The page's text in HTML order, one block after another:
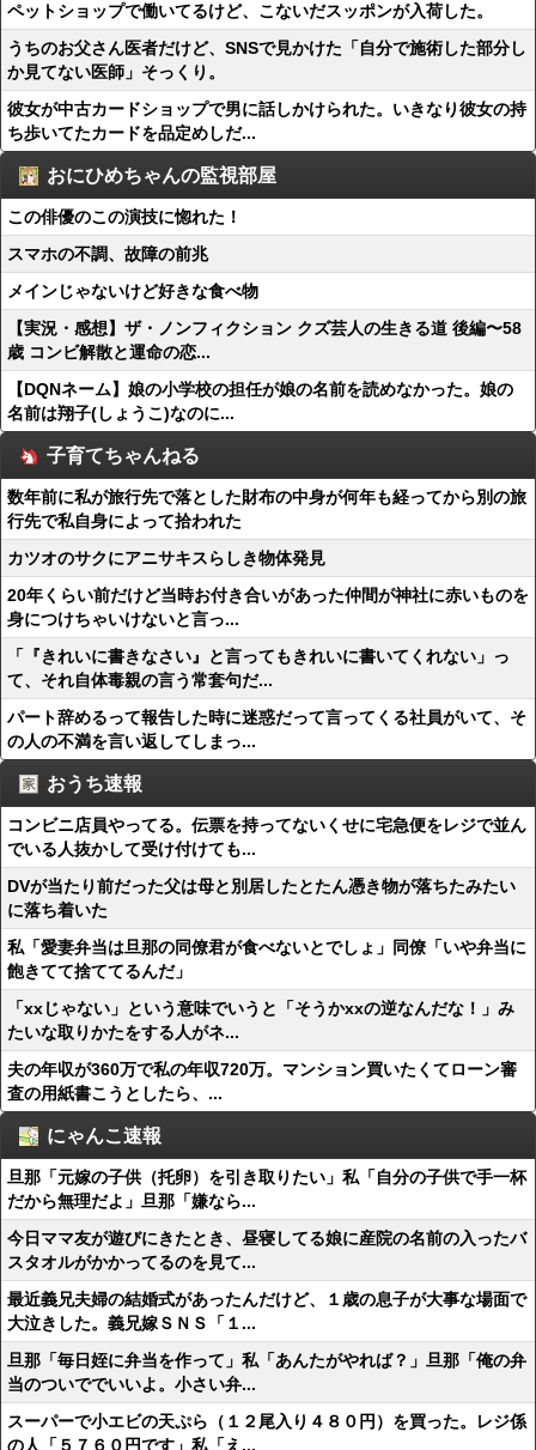
ペットショップで働いてるけど、こないだスッポンが入荷した。
うちのお父さん医者だけど、SNSで見かけた「自分で施術した部分し
か見てない医師」そっくり。
彼女が中古カードショップで男に話しかけられた。いきなり彼女の持
ち歩いてたカードを品定めしだ...
おにひめちゃんの監視部屋
この俳優のこの演技に惚れた！
スマホの不調、故障の前兆
メインじゃないけど好きな食べ物
【実況・感想】ザ・ノンフィクション クズ芸人の生きる道 後編〜58
歳 コンビ解散と運命の恋...
【DQNネーム】娘の小学校の担任が娘の名前を読めなかった。娘の
名前は翔子(しょうこ)なのに...
子育てちゃんねる
数年前に私が旅行先で落とした財布の中身が何年も経ってから別の旅
行先で私自身によって拾われた
カツオのサクにアニサキスらしき物体発見
20年くらい前だけど当時お付き合いがあった仲間が神社に赤いものを
身につけちゃいけないと言っ...
「『きれいに書きなさい』と言ってもきれいに書いてくれない」っ
て、それ自体毒親の言う常套句だ...
パート辞めるって報告した時に迷惑だって言ってくる社員がいて、そ
の人の不満を言い返してしまっ...
おうち速報
コンビニ店員やってる。伝票を持ってないくせに宅急便をレジで並ん
でいる人抜かして受け付けても...
DVが当たり前だった父は母と別居したとたん憑き物が落ちたみたい
に落ち着いた
私「愛妻弁当は旦那の同僚君が食べないとでしょ」同僚「いや弁当に
飽きてて捨ててるんだ」
「xxじゃない」という意味でいうと「そうかxxの逆なんだな！」み
たいな取りかたをする人がネ...
夫の年収が360万で私の年収720万。マンション買いたくてローン審
査の用紙書こうとしたら、...
にゃんこ速報
旦那「元嫁の子供（托卵）を引き取りたい」私「自分の子供で手一杯
だから無理だよ」旦那「嫌なら...
今日ママ友が遊びにきたとき、昼寝してる娘に産院の名前の入ったバ
スタオルがかかってるのを見て...
最近義兄夫婦の結婚式があったんだけど、１歳の息子が大事な場面で
大泣きした。義兄嫁ＳＮＳ「１...
旦那「毎日姪に弁当を作って」私「あんたがやれば？」旦那「俺の弁
当のついででいいよ。小さい弁...
スーパーで小エビの天ぷら（１２尾入り４８０円）を買った。レジ係
の人「５７６０円です」私「え...